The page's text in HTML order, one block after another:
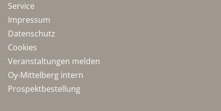
Service
Impressum
Datenschutz
Cookies
Veranstaltungen melden
Oy-Mittelberg intern
Prospektbestellung